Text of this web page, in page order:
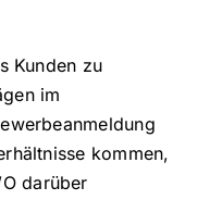
Kunden zu
im
kommen,
darüber